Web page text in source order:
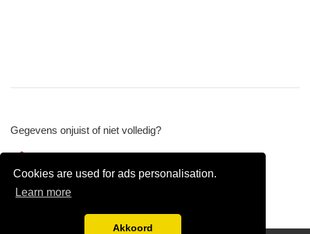
Cookies are used for ads personalisation.
Learn more
Akkoord
Gegevens onjuist of niet volledig?